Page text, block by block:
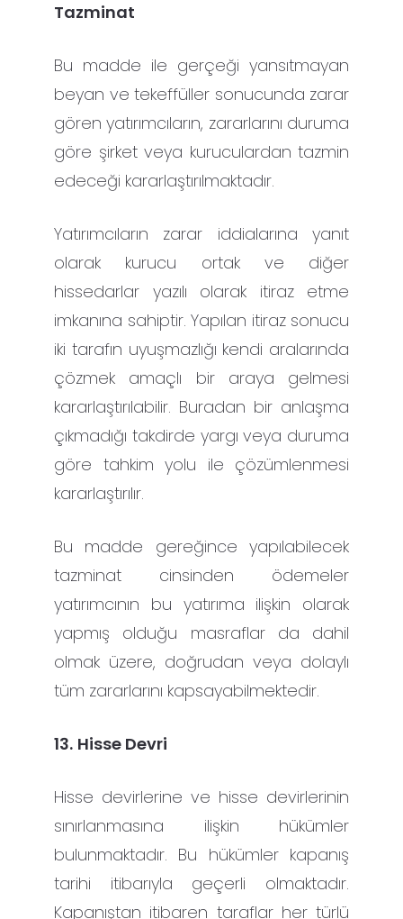
Tazminat
Bu madde ile gerçeği yansıtmayan
beyan ve tekeffüller sonucunda zarar
gören yatırımcıların, zararlarını duruma
göre şirket veya kuruculardan tazmin
edeceği kararlaştırılmaktadır.
Yatırımcıların zarar iddialarına yanıt
olarak kurucu ortak ve diğer
hissedarlar yazılı olarak itiraz etme
imkanına sahiptir. Yapılan itiraz sonucu
iki tarafın uyuşmazlığı kendi aralarında
çözmek amaçlı bir araya gelmesi
kararlaştırılabilir. Buradan bir anlaşma
çıkmadığı takdirde yargı veya duruma
göre tahkim yolu ile çözümlenmesi
kararlaştırılır.
Bu madde gereğince yapılabilecek
tazminat cinsinden ödemeler
yatırımcının bu yatırıma ilişkin olarak
yapmış olduğu masraflar da dahil
olmak üzere, doğrudan veya dolaylı
tüm zararlarını kapsayabilmektedir.
13. Hisse Devri
Hisse devirlerine ve hisse devirlerinin
sınırlanmasına ilişkin hükümler
bulunmaktadır. Bu hükümler kapanış
tarihi itibarıyla geçerli olmaktadır.
Kapanıştan itibaren taraflar her türlü